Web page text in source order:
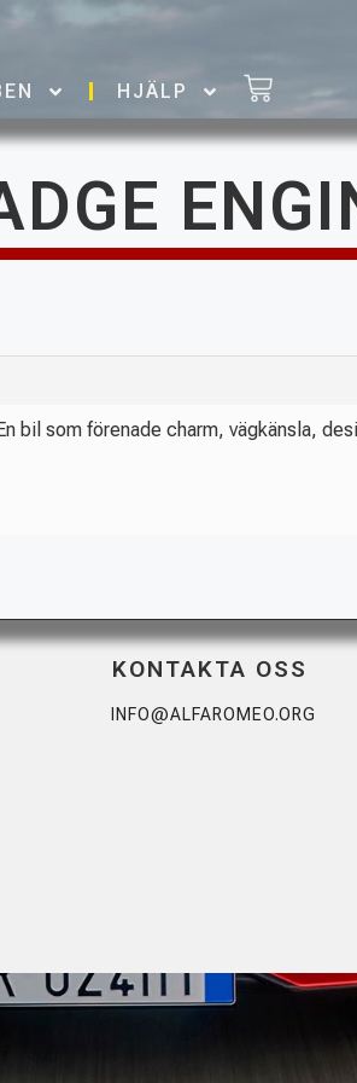
HJÄLP
bil som förenade charm, vägkänsla,
KONTAKTA OSS
INFO@ALFAROMEO.ORG